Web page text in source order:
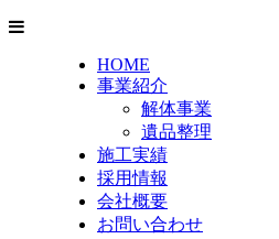
HOME
事業紹介
解体事業
遺品整理
施工実績
採用情報
会社概要
お問い合わせ